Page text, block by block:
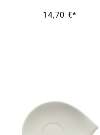
14,70 €*